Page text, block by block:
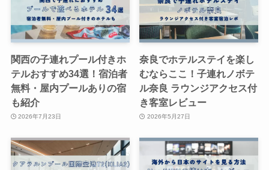
関西の子連れプール付きホ
テルおすすめ34選！宿泊者
無料・屋内プールありの宿
も紹介
2026年7月23日
奈良でホテルステイを楽し
むならここ！子連れノボテ
ル奈良 ラウンジアクセス付
き客室レビュー
2026年5月27日